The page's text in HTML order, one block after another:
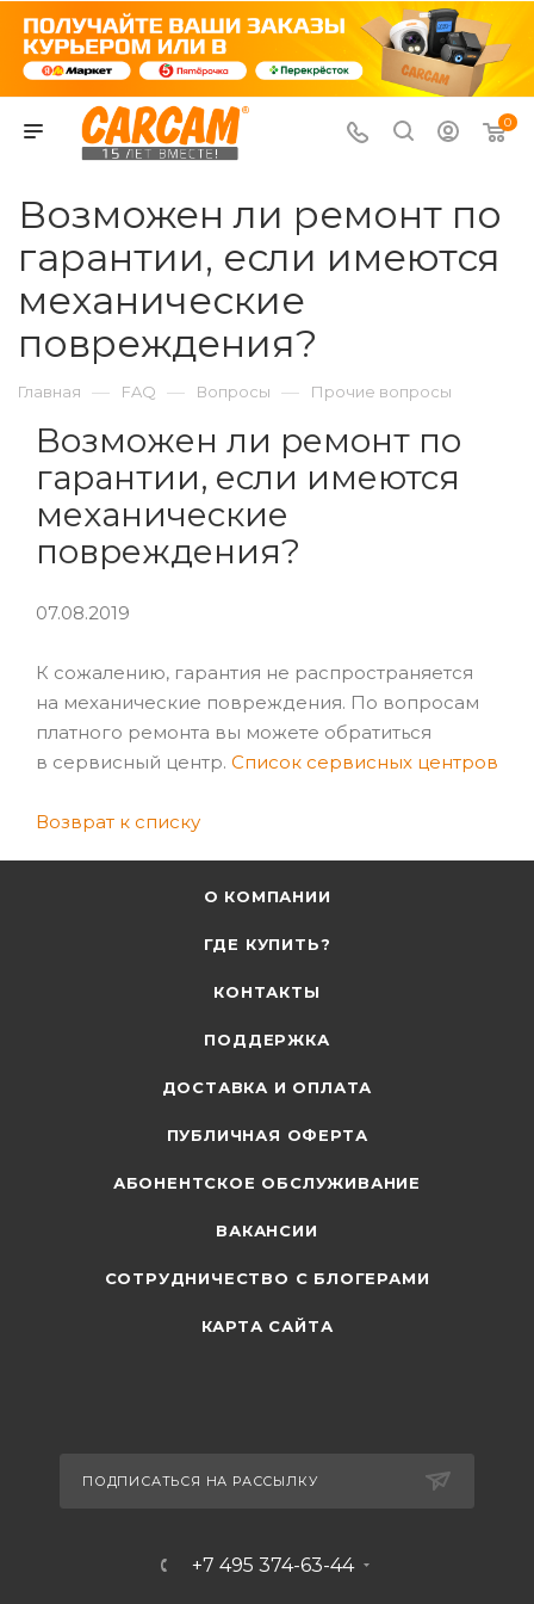
0
Возможен ли ремонт по
гарантии, если имеются
механические
повреждения?
Главная — FAQ — Вопросы — Прочие вопросы
Возможен ли ремонт по
гарантии, если имеются
механические
повреждения?
07.08.2019
К сожалению, гарантия не распространяется
на механические повреждения. По вопросам
платного ремонта вы можете обратиться
в сервисный центр. Список сервисных центров
Возврат к списку
О КОМПАНИИ
ГДЕ КУПИТЬ?
КОНТАКТЫ
ПОДДЕРЖКА
ДОСТАВКА И ОПЛАТА
ПУБЛИЧНАЯ ОФЕРТА
АБОНЕНТСКОЕ ОБСЛУЖИВАНИЕ
ВАКАНСИИ
СОТРУДНИЧЕСТВО С БЛОГЕРАМИ
КАРТА САЙТА
ПОДПИСАТЬСЯ НА РАССЫЛКУ
+7 495 374-63-44